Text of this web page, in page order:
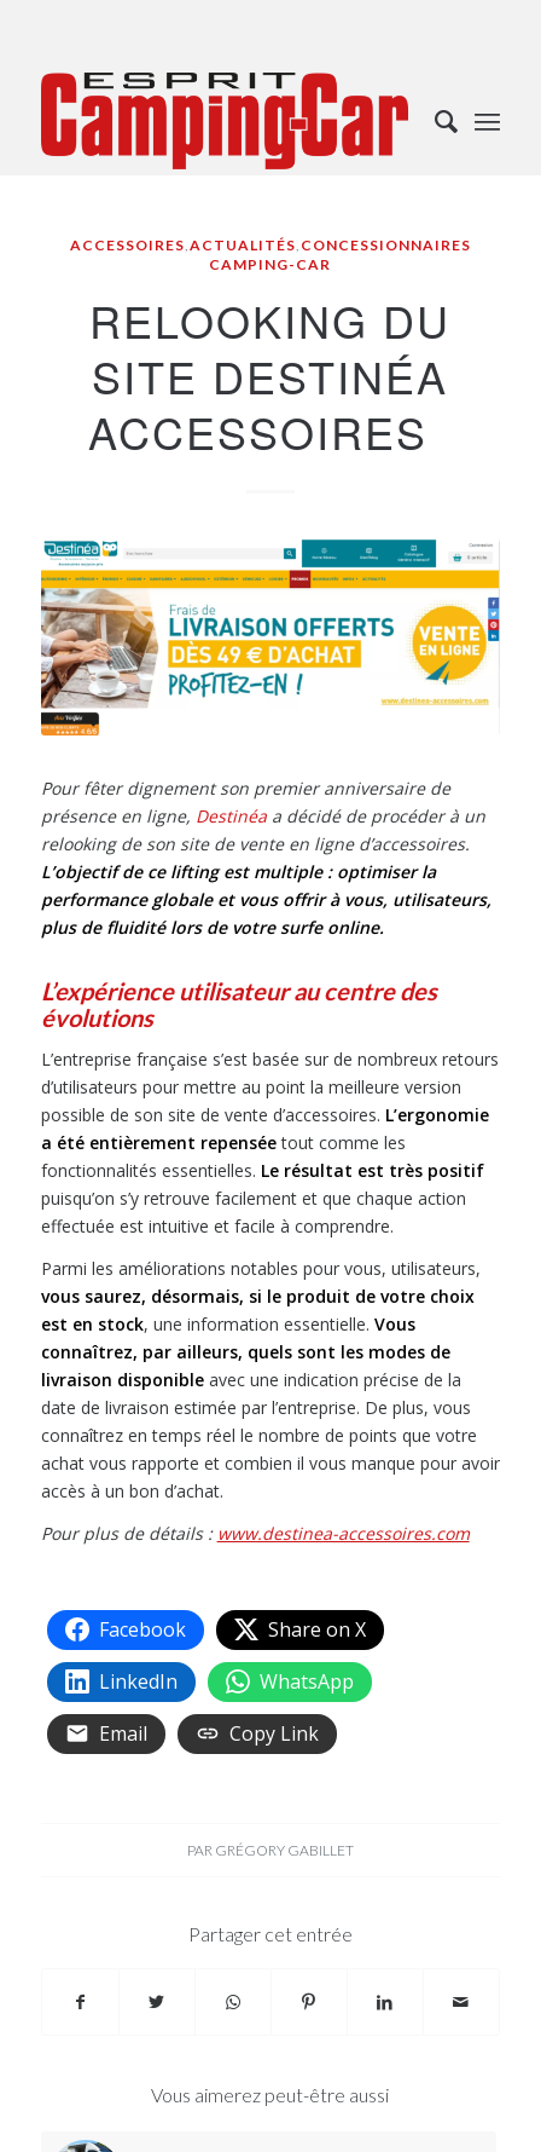
ACCESSOIRES,ACTUALITÉS, CONCESSIONNAIRES
CAMPING-CAR
RELOOKING DU
SITE DESTINÉA
ACCESSOIRES
Pour fêter dignement son premier anniversaire de
présence en ligne, Destinéaa décidé de procéder à un
relooking de son site de vente en ligne d’accessoires.
L’objectif de ce lifting est multiple : optimiser la
performance globale et vous offrir à vous, utilisateurs,
plus de fluidité lors de votre surfe online.
L’expérience utilisateur au centre des
évolutions
L’entreprise française s’est basée sur de nombreux retours
d’utilisateurs pour mettre au point la meilleure version
possible de son site de vente d’accessoires. L’ergonomie
a été entièrement repenséetout comme les
fonctionnalités essentielles. Le résultat est très positif
puisqu’on s’y retrouve facilement et que chaque action
effectuée est intuitive et facile à comprendre.
Parmi les améliorations notables pour vous, utilisateurs,
vous saurez, désormais, si le produit de votre choix
est en stock, une information essentielle. Vous
connaîtrez, par ailleurs, quels sont les modes de
livraison disponibleavec une indication précise de la
date de livraison estimée par l’entreprise. De plus, vous
connaîtrez en temps réel le nombre de points que votre
achat vous rapporte et combien il vous manque pour avoir
accès à un bon d’achat.
Pour plus de détails : www.destinea-accessoires.com
Facebook
Share on X
LinkedIn
WhatsApp
Email
Copy Link
PAR GRÉGORY GABILLET
Partager cet entrée
Vous aimerez peut-être aussi